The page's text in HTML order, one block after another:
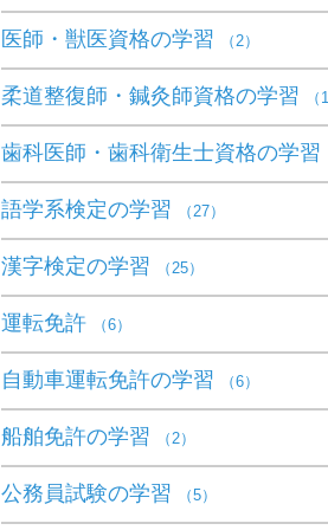
医師・獣医資格の学習 （2）
柔道整復師・鍼灸師資格の学習 （
歯科医師・歯科衛生士資格の学習
語学系検定の学習 （27）
漢字検定の学習 （25）
運転免許 （6）
自動車運転免許の学習 （6）
船舶免許の学習 （2）
公務員試験の学習 （5）